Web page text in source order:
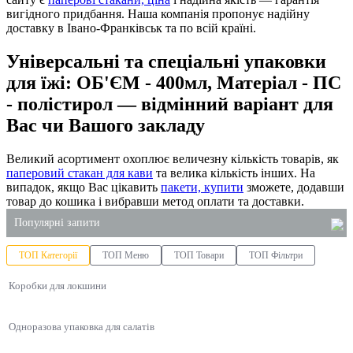
вигідного придбання. Наша компанія пропонує надійну
доставку в Івано-Франківськ та по всій країні.
Універсальні та спеціальні упаковки
для їжі: ОБ'ЄМ - 400мл, Матеріал - ПС
- полістирол — відмінний варіант для
Вас чи Вашого закладу
Великий асортимент охоплює величезну кількість товарів, як
паперовий стакан для кави та велика кількість інших. На
випадок, якщо Вас цікавить пакети, купити зможете, додавши
товар до кошика і вибравши метод оплати та доставки.
Популярні запити
миючі засоби одеса
купити туалетний папір в києві
упаковка для ролів оптом
ТОП Категорії ТОП Меню ТОП Товари ТОП Фільтри
Коробки для локшини
Одноразова упаковка для салатів